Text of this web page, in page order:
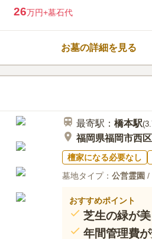
開園で年中
ます。福岡
「福岡市内
建墓可能で
い地元の方
のどかで
分が死んだ後はいっ
26万円+墓石代
お墓の詳細を見る
最寄駅： 橋本駅(
福岡県福岡市西
檀家になる必要なし
墓地タイプ： 公営霊園 /
おすすめポイント
芝生の緑が
年間管理費